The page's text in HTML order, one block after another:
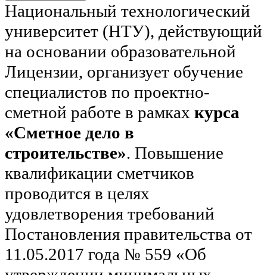
Национальный технологический
университет (НТУ), действующий
на основании образовательной
Лицензии, организует обучение
специалистов по проектно-
сметной работе в рамках курса
«Сметное дело в
строительстве». Повышение
квалификации сметчиков
проводится в целях
удовлетворения требований
Постановления правительства от
11.05.2017 года № 559 «Об